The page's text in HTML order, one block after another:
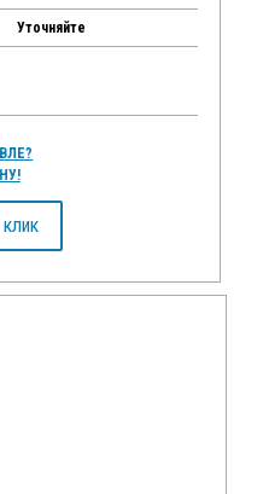
Уточняйте